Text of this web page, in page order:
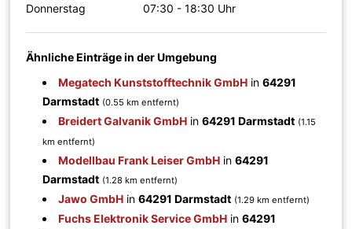
Donnerstag
07:30 - 18:30 Uhr
Ähnliche Einträge in der Umgebung
Megatech Kunststofftechnik GmbH in64291
Darmstadt (0.55 km entfernt)
Breidert Galvanik GmbH in64291 Darmstadt (1.15
km entfernt)
Modellbau Frank Leiser GmbH in64291
Darmstadt (1.28 km entfernt)
Jawo GmbH in64291 Darmstadt (1.29 km entfernt)
Fuchs Elektronik Service GmbH in64291